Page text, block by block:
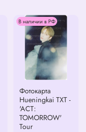
В наличии в РФ
Фотокарта
Hueningkai TXT -
'ACT:
TOMORROW'
Tour